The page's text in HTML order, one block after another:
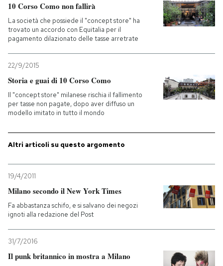
CALENDARIO
AREA PERSONALE
Entra
10 Corso Como non fallirà
La società che possiede il "concept store" ha
trovato un accordo con Equitalia per il
pagamento dilazionato delle tasse arretrate
22/9/2015
Storia e guai di 10 Corso Como
Il "concept store" milanese rischia il fallimento
per tasse non pagate, dopo aver diffuso un
modello imitato in tutto il mondo
Altri articoli su questo argomento
19/4/2011
Milano secondo il New York Times
Fa abbastanza schifo, e si salvano dei negozi
ignoti alla redazione del Post
31/7/2016
Il punk britannico in mostra a Milano